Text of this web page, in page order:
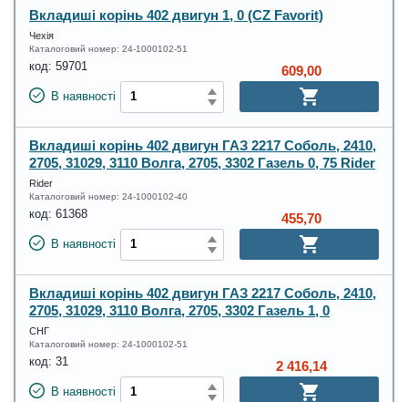
Вкладиші корінь 402 двигун 1, 0 (CZ Favorit)
Чехія
Каталоговий номер: 24-1000102-51
код: 59701
В наявності
609,00
Вкладиші корінь 402 двигун ГАЗ 2217 Соболь, 2410,
2705, 31029, 3110 Волга, 2705, 3302 Газель 0, 75 Rider
Rider
Каталоговий номер: 24-1000102-40
код: 61368
В наявності
455,70
Вкладиші корінь 402 двигун ГАЗ 2217 Соболь, 2410,
2705, 31029, 3110 Волга, 2705, 3302 Газель 1, 0
СНГ
Каталоговий номер: 24-1000102-51
код: 31
В наявності
2 416,14